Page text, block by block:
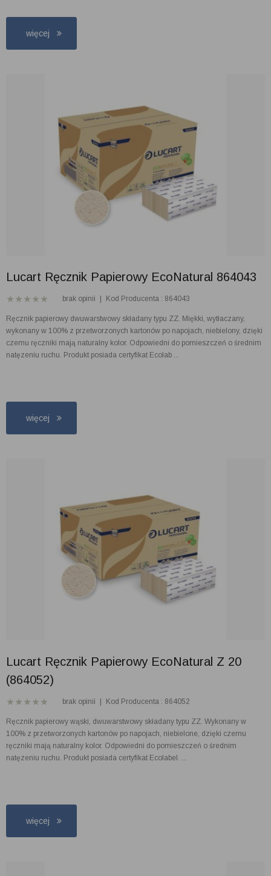
więcej
Lucart Ręcznik Papierowy EcoNatural 864043
brak opinii Kod Producenta : 864043
Ręcznik papierowy dwuwarstwowy składany typu ZZ. Miękki, wytłaczany,
wykonany w 100% z przetworzonych kartonów po napojach, niebielony, dzięki
czemu ręczniki mają naturalny kolor. Odpowiedni do pomieszczeń o średnim
natęzeniu ruchu. Produkt posiada certyfikat Ecolab ...
więcej
Lucart Ręcznik Papierowy EcoNatural Z 20
(864052)
brak opinii Kod Producenta : 864052
Ręcznik papierowy wąski, dwuwarstwowy składany typu ZZ. Wykonany w
100% z przetworzonych kartonów po napojach, niebielone, dzięki czemu
ręczniki mają naturalny kolor. Odpowiedni do pomieszczeń o średnim
natęzeniu ruchu. Produkt posiada certyfikat Ecolabel. ...
więcej